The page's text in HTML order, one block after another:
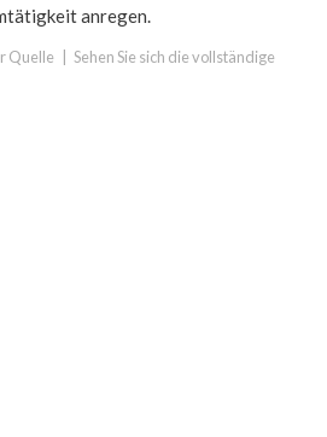
anregen.
Quelle Sehen Sie sich die vollständige